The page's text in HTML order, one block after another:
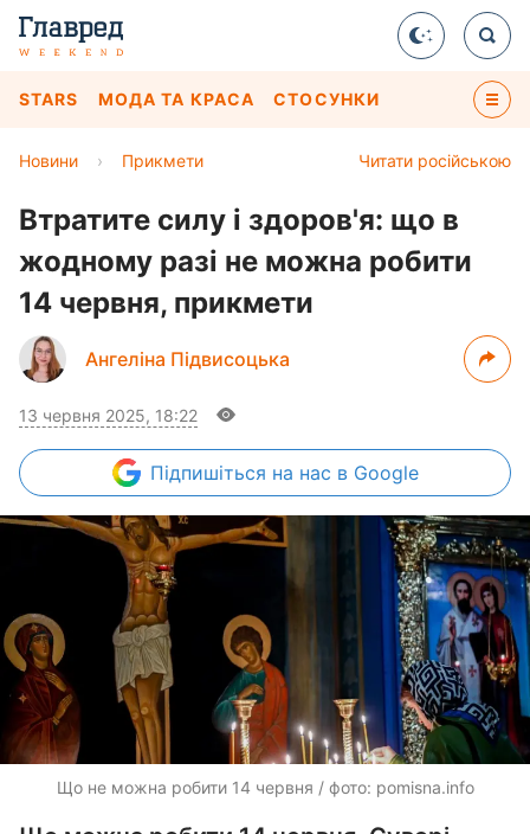
STARS МОДА ТА КРАСА СТОСУНКИ
Читати російською
Новини › Прикмети
Втратите силу і здоров'я: що в
жодному разі не можна робити
14 червня, прикмети
Ангеліна Підвисоцька
13 червня 2025, 18:22
Підпишіться на нас в Google
Що не можна робити 14 червня / фото: pomisna.info